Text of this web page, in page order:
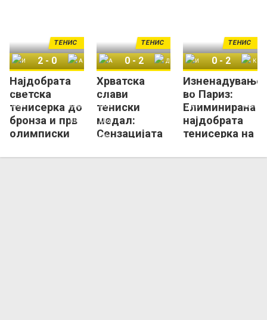
Најдобрата
светска
тенисерка до
бронза и прв
олимписки
ТЕНИС
Ига Швјонтек
2-0
Хрватска
слави
тениски
медал:
Сензацијата
финале на
ТЕНИС
Ана-Каролина Шмиедлова
0-2
Изненадување
во Париз:
Елиминирана
најдобрата
тенисерка на
ТЕНИС
Ига Швјонтек
0-2
Кинвен Женг